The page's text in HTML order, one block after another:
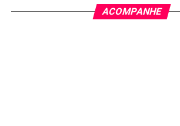
ACOMPANHE